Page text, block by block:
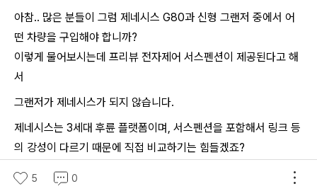
아참.. 많은 분들이 그럼 제네시스 G80과 신형 그랜저 중에서 어
떤 차량을 구입해야 합니까?
이렇게 물어보시는데 프리뷰 전자제어 서스펜션이 제공된다고 해
서
그랜저가 제네시스가 되지 않습니다.
제네시스는 3세대 후륜 플랫폼이며, 서스펜션을 포함해서 링크 등
의 강성이 다르기 때문에 직접 비교하기는 힘들겠죠?
파워트레인도 터보가 장착되면서 엄연한 차이가 있고, 유지 비용
5 0